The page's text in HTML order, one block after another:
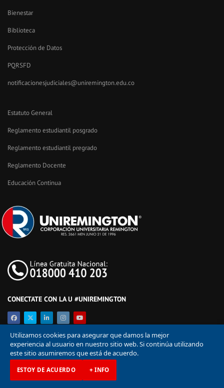
Bienestar
Biblioteca
Protección de Datos
PQRSFD
notificacionesjudiciales@uniremington.edu.co
Estatuto General
Reglamento estudiantil posgrado
Reglamento estudiantil pregrado
Reglamento Docente
Educación Continua
CONECTATE CON LA U #UNIREMINGTON
© Corporación Universitaria Remington 2026
Utilizamos cookies para asegurar que damos la mejor
experiencia al usuario en nuestro sitio web. Si continúa utilizando
este sitio asumiremos que está de acuerdo.
ESTOY DE ACUERDO + INFO